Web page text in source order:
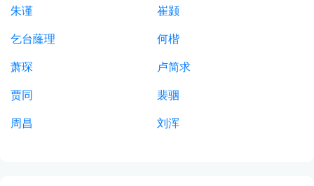
朱谨 崔颢
乞台蕯理 何楷
萧琛 卢简求
贾同 裴骃
周昌 刘浑